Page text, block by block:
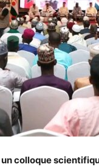
colloque